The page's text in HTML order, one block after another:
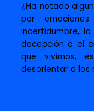
¿Ha notado
por
incertidumbre,
decepción o el
que vivimos,
desorientar a los